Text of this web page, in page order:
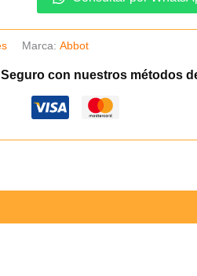
Marca:Abbot
con nuestros métodos